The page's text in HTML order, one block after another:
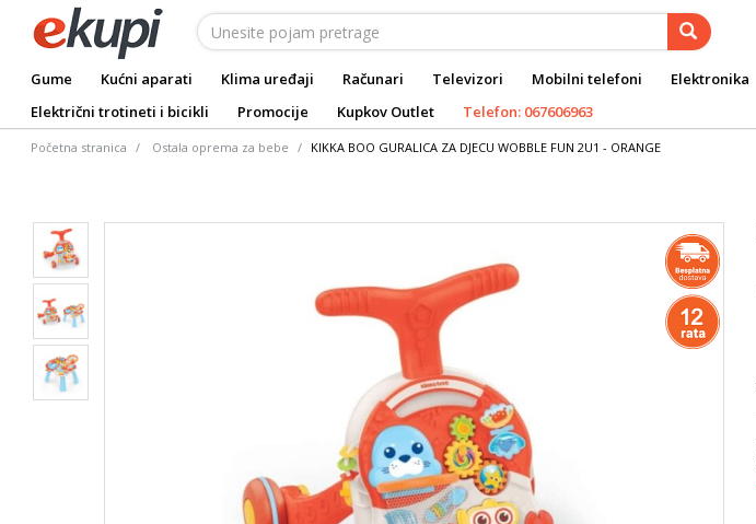
Gume Kućni aparati Klima uređaji Računari Televizori Mobilni telefoni Elektronika
Električni trotineti i bicikli
Promocije Kupkov Outlet Telefon: 067606963
Početna stranica Ostala oprema za bebe KIKKA BOO GURALICA ZA DJECU WOBBLE FUN 2U1 - ORANGE